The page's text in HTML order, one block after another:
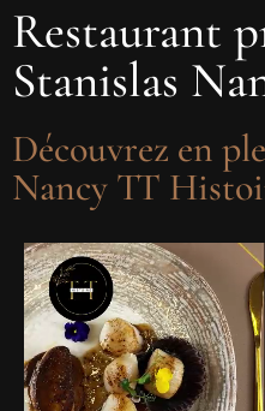
Restaurant
Stanislas
Découvrez en
Nancy TT